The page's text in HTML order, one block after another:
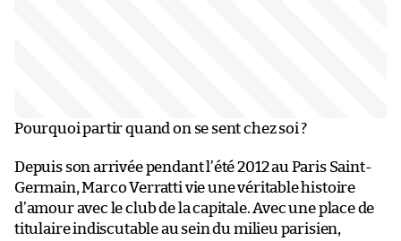
Pourquoi partir quand on se sent chez soi ?
Depuis son arrivée pendant l’été 2012 au Paris Saint-
Germain, Marco Verratti vie une véritable histoire
d’amour avec le club de la capitale. Avec une place de
titulaire indiscutable au sein du milieu parisien,